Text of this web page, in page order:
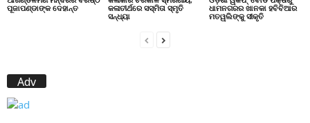
ପୂଜାପଣ୍ଡାଙ୍କ ଦେହାନ୍ତ
କଳାତୀର୍ଥରେ ସସ୍ମିତା ସ୍ମୃତି
ସନ୍ଧ୍ୟା
ଧାମନଗରର ଖାନକା ହବିବିଆର
ମତୱଲିଙ୍କୁ ସୀକୃତି
Adv